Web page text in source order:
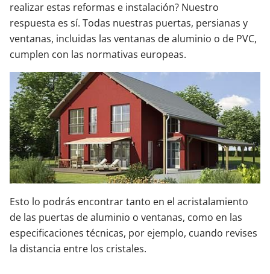
realizar estas reformas e instalación? Nuestro
respuesta es sí. Todas nuestras puertas, persianas y
ventanas, incluidas las ventanas de aluminio o de PVC,
cumplen con las normativas europeas.
Esto lo podrás encontrar tanto en el acristalamiento
de las puertas de aluminio o ventanas, como en las
especificaciones técnicas, por ejemplo, cuando revises
la distancia entre los cristales.